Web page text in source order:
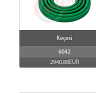
Keçesi
6042
2940,88EUR